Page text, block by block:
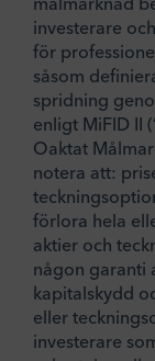
investerare
för
såsom
spridning
enligt MiFID II
Oaktat
notera att:
förlora hela
aktier och
någon garanti
kapitalskydd
eller
investerare